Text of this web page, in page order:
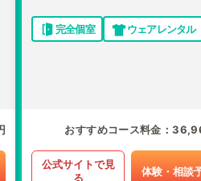
完全個室 ウェアレンタル
おすすめコース料金
公式サイトで見
る
体験・相談